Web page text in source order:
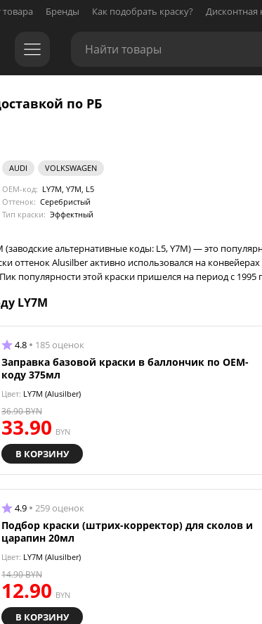
товара Бренды Как подобрать краску? Дисконтная
по РБ
AUDI
VOLKSWAGEN
OEM-код: LY7M, Y7M, L5
Оттенок: Серебристый
Тип краски: Эффектный
(заводские альтернативные коды: L5, Y7M) — это
оттенок Alusilber активно использовался на
популярности этой краски пришелся на период с 1995
LY7M
4.8 185 оценок
Заправка базовой краски в баллончик по OEM-
коду 375мл
Цвет: LY7M (Alusilber)
33.90 BYN
36.90BYN
В КОРЗИНУ
4.9 259 оценок
Подбор краски (штрих-корректор) для сколов и
царапин 20мл
Цвет: LY7M (Alusilber)
12.90 BYN
14.90BYN
В КОРЗИНУ